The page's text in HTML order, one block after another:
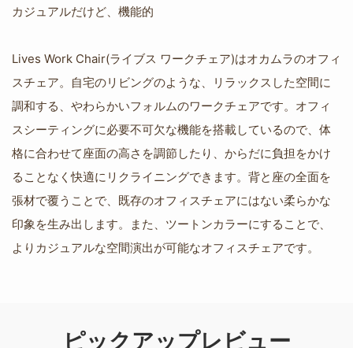
カジュアルだけど、機能的
Lives Work Chair(ライブス ワークチェア)はオカムラのオフィ
スチェア。自宅のリビングのような、リラックスした空間に
調和する、やわらかいフォルムのワークチェアです。オフィ
スシーティングに必要不可欠な機能を搭載しているので、体
格に合わせて座面の高さを調節したり、からだに負担をかけ
ることなく快適にリクライニングできます。背と座の全面を
張材で覆うことで、既存のオフィスチェアにはない柔らかな
印象を生み出します。また、ツートンカラーにすることで、
よりカジュアルな空間演出が可能なオフィスチェアです。
ピックアップレビュー